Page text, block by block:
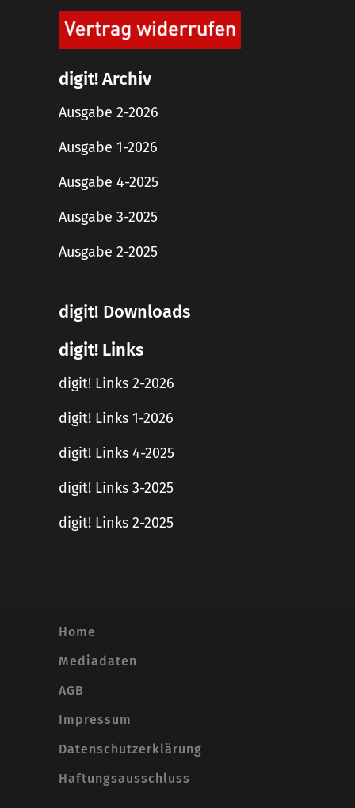
digit! Archiv
Ausgabe 2-2026
Ausgabe 1-2026
Ausgabe 4-2025
Ausgabe 3-2025
Ausgabe 2-2025
digit! Downloads
digit! Links
digit! Links 2-2026
digit! Links 1-2026
digit! Links 4-2025
digit! Links 3-2025
digit! Links 2-2025
Home
Mediadaten
AGB
Impressum
Datenschutzerklärung
Haftungsausschluss